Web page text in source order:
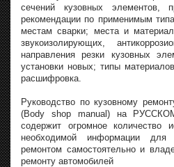
сечений кузовных элементов,
рекомендации по применимым
местам сварки; места и
звукоизолирующих,
направления резки кузовных
установки новых; типы
расшифровка.
Руководство по кузовному
(Body shop manual) на
содержит огромное количество
необходимой информации для
ремонтом самостоятельно и
ремонту автомобилей